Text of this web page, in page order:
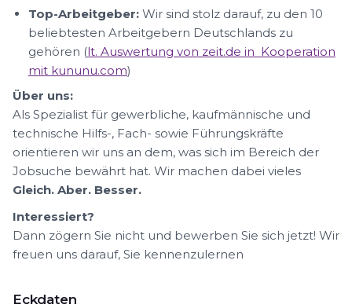
Top-Arbeitgeber: Wir sind stolz darauf, zu den 10
beliebtesten Arbeitgebern Deutschlands zu
gehören (lt. Auswertung von zeit.de in Kooperation
mit kununu.com)
Über uns:
Als Spezialist für gewerbliche, kaufmännische und
technische Hilfs-, Fach- sowie Führungskräfte
orientieren wir uns an dem, was sich im Bereich der
Jobsuche bewährt hat. Wir machen dabei vieles
Gleich. Aber. Besser.
Interessiert?
Dann zögern Sie nicht und bewerben Sie sich jetzt! Wir
freuen uns darauf, Sie kennenzulernen
Eckdaten